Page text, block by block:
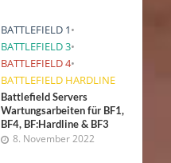
BATTLEFIELD 1•
BATTLEFIELD 3•
BATTLEFIELD 4•
BATTLEFIELD HARDLINE
Battlefield Servers
Wartungsarbeiten für BF1,
BF4, BF:Hardline & BF3
8. November 2022